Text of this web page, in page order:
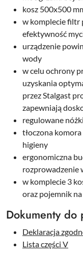
kosz 500x500
w komplecie filtr
efektywność
urządzenie
wody
w celu ochrony
uzyskania
przez Stalgast
zapewniają
regulowane
tłoczona
higieny
ergonomiczna
rozprowadzenie
w komplecie 3
oraz pojemnik
Dokumenty do
Deklaracja
Lista części V